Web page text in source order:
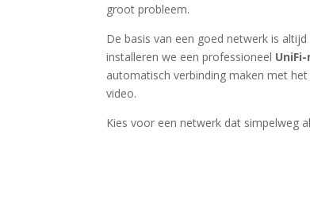
groot probleem.
De basis van een goed netwerk is
installeren we een professioneel
automatisch verbinding maken met
video.
Kies voor een netwerk dat simpelweg